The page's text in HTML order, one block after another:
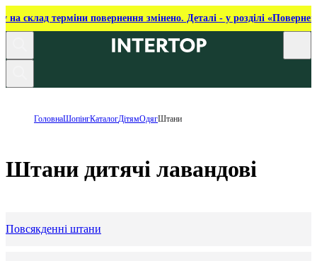
на склад терміни повернення змінено. Деталі - у розділі
ГоловнаШопінгКаталогДітямОдягШтани
Штани дитячі лавандові
Повсякденні штани